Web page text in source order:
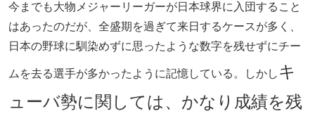
今までも大物メジャーリーガーが日本球界に入団すること
はあったのだが、全盛期を過ぎて来日するケースが多く、
日本の野球に馴染めずに思ったような数字を残せずにチー
ムを去る選手が多かったように記憶している。しかし キ
ューバ勢に関しては、かなり成績を残